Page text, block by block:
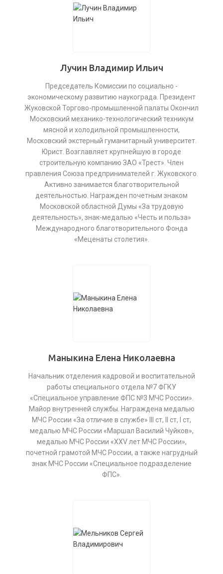
Лучин Владимир Ильич
Председатель Комиссии по социально -
экономическому развитию наукограда. Президент
Жуковской Торгово-промышленной палаты Окончил
Московский механико-технологический техникум
мясной и холодильной промышленности,
Московский экстерный гуманитарный университет.
Юрист. Возглавляет крупнейшую в городе
строительную компанию ЗАО «Трест». Член
правления Союза предпринимателей г. Жуковского.
Активно занимается благотворительной
деятельностью. Награжден почетным знаком
Московской областной Думы «За трудовую
деятельность», знак-медалью «Честь и польза»
Международного благотворительного Фонда
«Меценаты столетия».
Маныкина Елена Николаевна
Начальник отделения кадровой и воспитательной
работы специального отдела №7 ФГКУ
«Специальное управление ФПС №3 МЧС России».
Майор внутренней службы. Награждена медалью
МЧС России «За отличие в службе» III ст, II ст, I ст,
медалью МЧС России «Маршал Василий Чуйков»,
медалью МЧС России «XXV лет МЧС России»,
почетной грамотой МЧС России, а также нагрудный
знак МЧС России «Специальное подразделение
ФПС».